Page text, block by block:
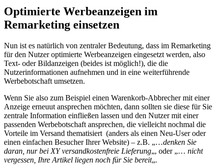
Optimierte Werbeanzeigen im
Remarketing einsetzen
Nun ist es natürlich von zentraler Bedeutung, dass im Remarketing
für den Nutzer optimierte Werbeanzeigen eingesetzt werden, also
Text- oder Bildanzeigen (beides ist möglich!), die die
Nutzerinformationen aufnehmen und in eine weiterführende
Werbebotschaft umsetzen.
Wenn Sie also zum Beispiel einen Warenkorb-Abbrecher mit einer
Anzeige erneuut ansprechen möchten, dann sollten sie diese für Sie
zentrale Information einfließen lassen und den Nutzer mit einer
passenden Werbebotschaft ansprechen, die vielleicht nochmal die
Vorteile im Versand thematisiert (anders als einen Neu-User oder
einen einfachen Besucher Ihrer Website) – z.B. „…denken Sie
daran, nur bei XY versandkostenfreie Lieferung„, oder „… nicht
vergessen, Ihre Artikel liegen noch für Sie bereit„.